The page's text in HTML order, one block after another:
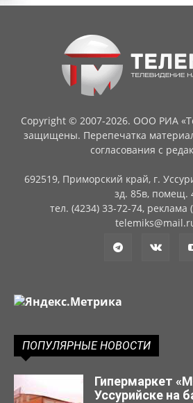
Copyright © 2007-2026. ООО РИА
защищены. Перепечатка
согласования с
692519, Приморский край, г.
зд. 85в, помещ.
тел. (4234) 33-72-74, реклама
ПОПУЛЯРНЫЕ НОВОСТИ
Гипермаркет
Уссурийске на